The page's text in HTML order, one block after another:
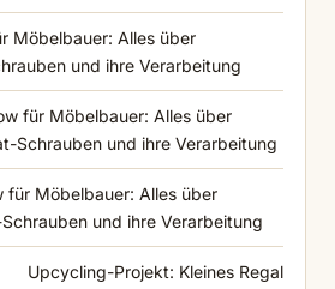
Möbelbauer: Alles über
und ihre Verarbeitung
für Möbelbauer: Alles über
Schrauben und ihre Verarbeitung
für Möbelbauer: Alles über
und ihre Verarbeitung
Upcycling-Projekt: Kleines Regal